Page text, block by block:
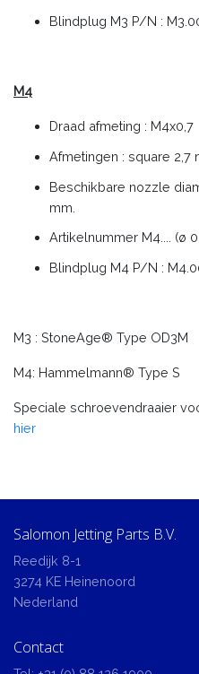
Blindplug M3 P/N :
M4
Draad afmeting : M4x0,7
Afmetingen : square 2,7
Beschikbare nozzle
mm.
Artikelnummer M4.... (ø
Blindplug M4 P/N :
M3 : StoneAge® Type OD3M
M4: Hammelmann® Type S
Speciale schroevendraaier
hier
Salomon Jetting Parts B.V.
Reedijk 8-1
3274 KE Heinenoord
Nederland
Contact